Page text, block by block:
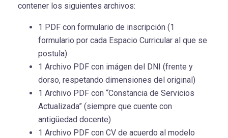
contener los siguientes archivos:
1 PDF con formulario de inscripción (1
formulario por cada Espacio Curricular al que se
postula)
1 Archivo PDF con imágen del DNI (frente y
dorso, respetando dimensiones del original)
1 Archivo PDF con “Constancia de Servicios
Actualizada” (siempre que cuente con
antigüedad docente)
1 Archivo PDF con CV de acuerdo al modelo